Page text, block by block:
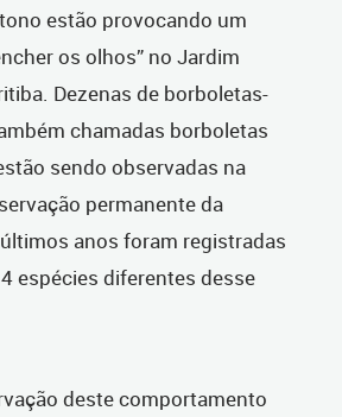
estão provocando um
os olhos” no Jardim
Dezenas de borboletas-
chamadas borboletas
sendo observadas na
permanente da
anos foram registradas
espécies diferentes desse
deste comportamento